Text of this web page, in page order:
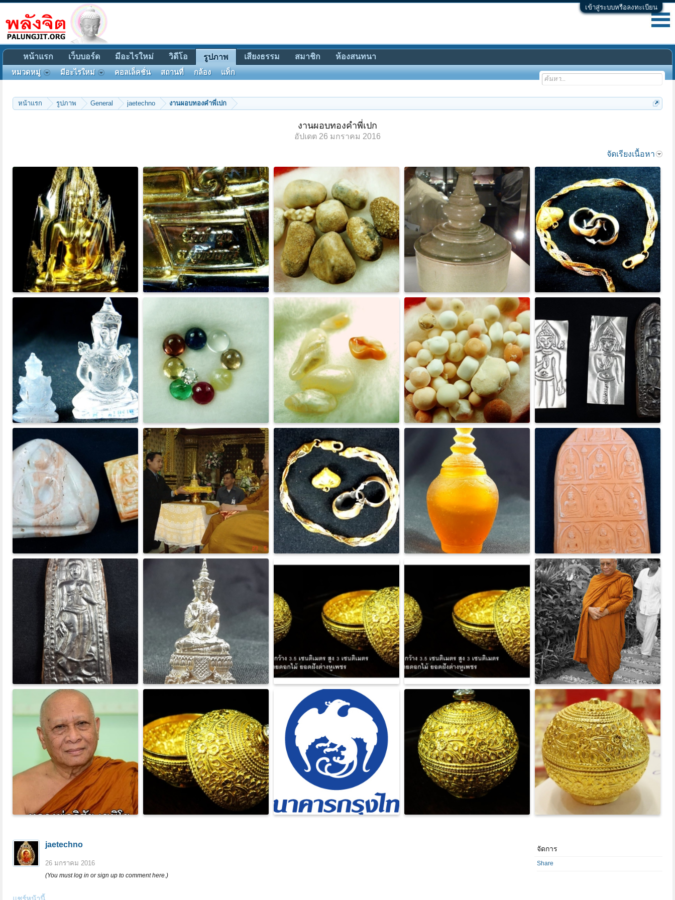
เข้าสู่ระบบหรือลงทะเบียน
หน้าแรก รูปภาพ General jaetechno งานผอบทองคำพี่เปก
งานผอบทองคำพี่เปก
อัปเดต 26 มกราคม 2016
จัดเรียงเนื้อหา
jaetechno
26 มกราคม 2016
(You must log in or sign up to comment here.)
จัดการ
Share
หน้าแรก เว็บบอร์ด มีอะไรใหม่ วิดีโอ รูปภาพ
หมวดหมู่ มีอะไรใหม่ คอลเล็คชั่น สถานที่ กล้อง แท็ก
เสียงธรรม สมาชิก ห้องสนทนา